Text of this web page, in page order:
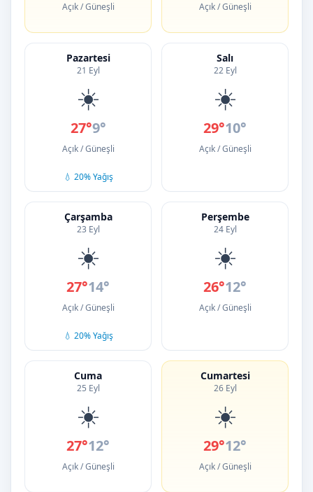
Açık / Güneşli Açık / Güneşli
Pazartesi
21 Eyl
☀️
27°9°
Açık / Güneşli
💧 20% Yağış
Salı
22 Eyl
☀️
29°10°
Açık / Güneşli
Çarşamba
23 Eyl
☀️
27°14°
Açık / Güneşli
💧 20% Yağış
Perşembe
24 Eyl
☀️
26°12°
Açık / Güneşli
Cuma
25 Eyl
☀️
27°12°
Açık / Güneşli
Cumartesi
26 Eyl
☀️
29°12°
Açık / Güneşli